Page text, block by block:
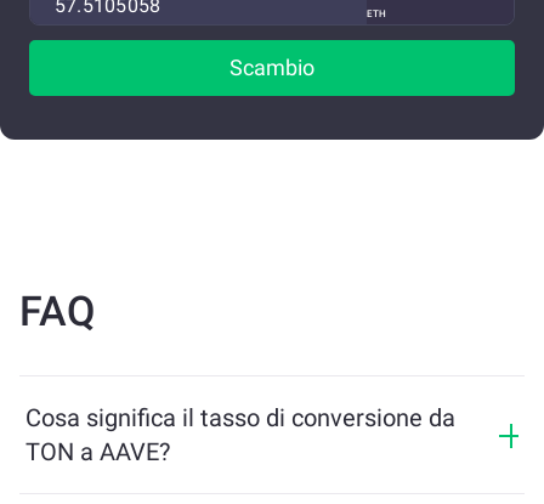
ETH
Scambio
FAQ
Cosa significa il tasso di conversione da
TON a AAVE?